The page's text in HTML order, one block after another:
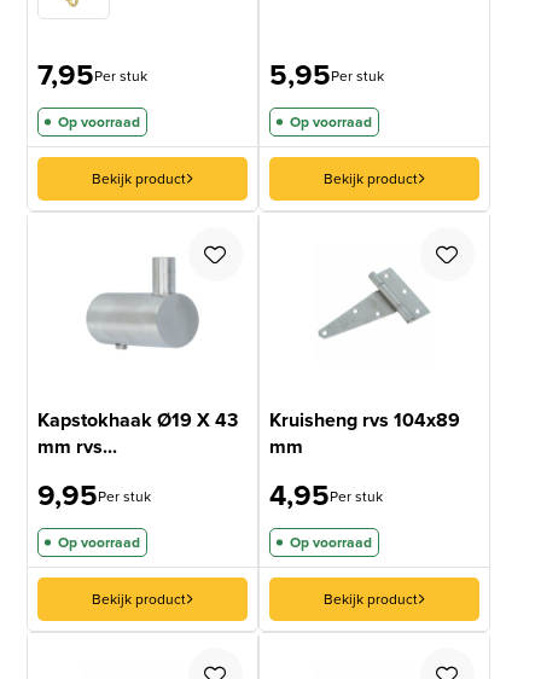
7,95Per stuk
Op voorraad
Bekijk product
5,95Per stuk
Op voorraad
Bekijk product
Kapstokhaak Ø19 X 43
mm rvs...
9,95Per stuk
Op voorraad
Bekijk product
Kruisheng rvs 104x89
mm
4,95Per stuk
Op voorraad
Bekijk product